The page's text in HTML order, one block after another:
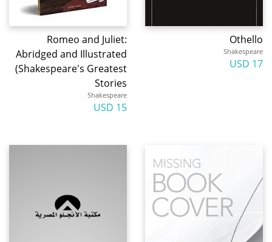
Othello
Shakespeare
17 USD
Romeo and Juliet:
Abridged and Illustrated
(Shakespeare's Greatest
Stories
Shakespeare
15 USD